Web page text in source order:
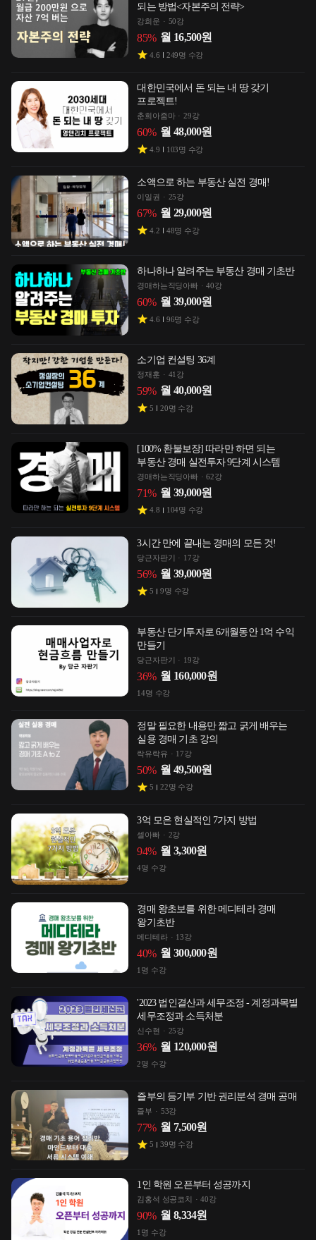
되는 방법<자본주의 전략>
강희운 50강
85% 월 16,500원
4.6 249명 수강
대한민국에서 돈 되는 내 땅 갖기
프로젝트!
춘희아줌마 29강
60% 월 48,000원
4.9 103명 수강
소액으로 하는 부동산 실전 경매!
이일권 25강
67% 월 29,000원
4.2 48명 수강
하나하나 알려주는 부동산 경매 기초반
경매하는직딩아빠 40강
60% 월 39,000원
4.6 96명 수강
소기업 컨설팅 36계
정재훈 41강
59% 월 40,000원
5 20명 수강
[100% 환불보장] 따라만 하면 되는
부동산 경매 실전투자 9단계 시스템
경매하는직딩아빠 62강
71% 월 39,000원
4.8 104명 수강
3시간 만에 끝내는 경매의 모든 것!
당근자판기 17강
56% 월 39,000원
5 9명 수강
부동산 단기투자로 6개월동안 1억 수익
만들기
당근자판기 19강
36% 월 160,000원
14명 수강
정말 필요한 내용만 짧고 굵게 배우는
실용 경매 기초 강의
락유락유 17강
50% 월 49,500원
5 22명 수강
3억 모은 현실적인 7가지 방법
셀아빠 2강
94% 월 3,300원
4명 수강
경매 왕초보를 위한 메디테라 경매
왕기초반
메디테라 13강
40% 월 300,000원
1 명 수강
'2023 법인결산과 세무조정 - 계정과목별
세무조정과 소득처분
신수현 25강
36% 월 120,000원
2명 수강
즐부의 등기부 기반 권리분석 경매 공매
즐부 53강
77% 월 7,500원
5 39명 수강
1인 학원 오픈부터 성공까지
김홍석 성공코치 40강
90% 월 8,334원
1명 수강